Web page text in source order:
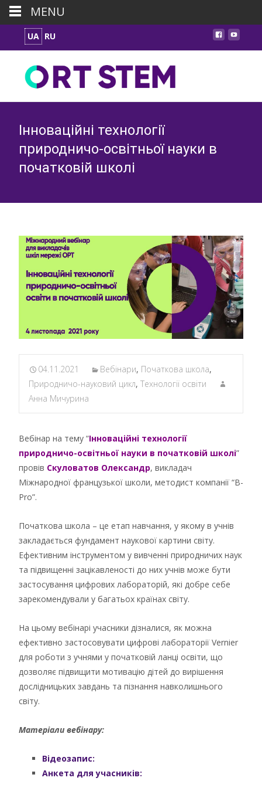
UA RU
Інноваційні технології
природничо-освітньої науки в
початковій школі
04.11.2021 Вебінари, Початкова школа,
Природничо-науковий цикл, Технології освіти
Анна Мичурина
Вебінар на тему “Інноваційні технології
природничо-освітньої науки в початковій школі”
провів Скуловатов Олександр, викладач
Міжнародної французької школи, методист компанії “B-
Pro”.
Початкова школа – це етап навчання, у якому в учнів
закладається фундамент наукової картини світу.
Ефективним інструментом у вивченні природничих наук
та підвищенні зацікавленості до них учнів може бути
застосування цифрових лабораторій, які добре себе
зарекомендували у багатьох країнах світу.
На цьому вебінарі учасники дізналися, як можна
ефективно застосовувати цифрові лабораторії Vernier
для роботи з учнями у початковій ланці освіти, що
дозволяє підвищити мотивацію дітей до вирішення
дослідницьких завдань та пізнання навколишнього
світу.
Матеріали вебінару:
Відеозапис:
Анкета для учасників:
MENU